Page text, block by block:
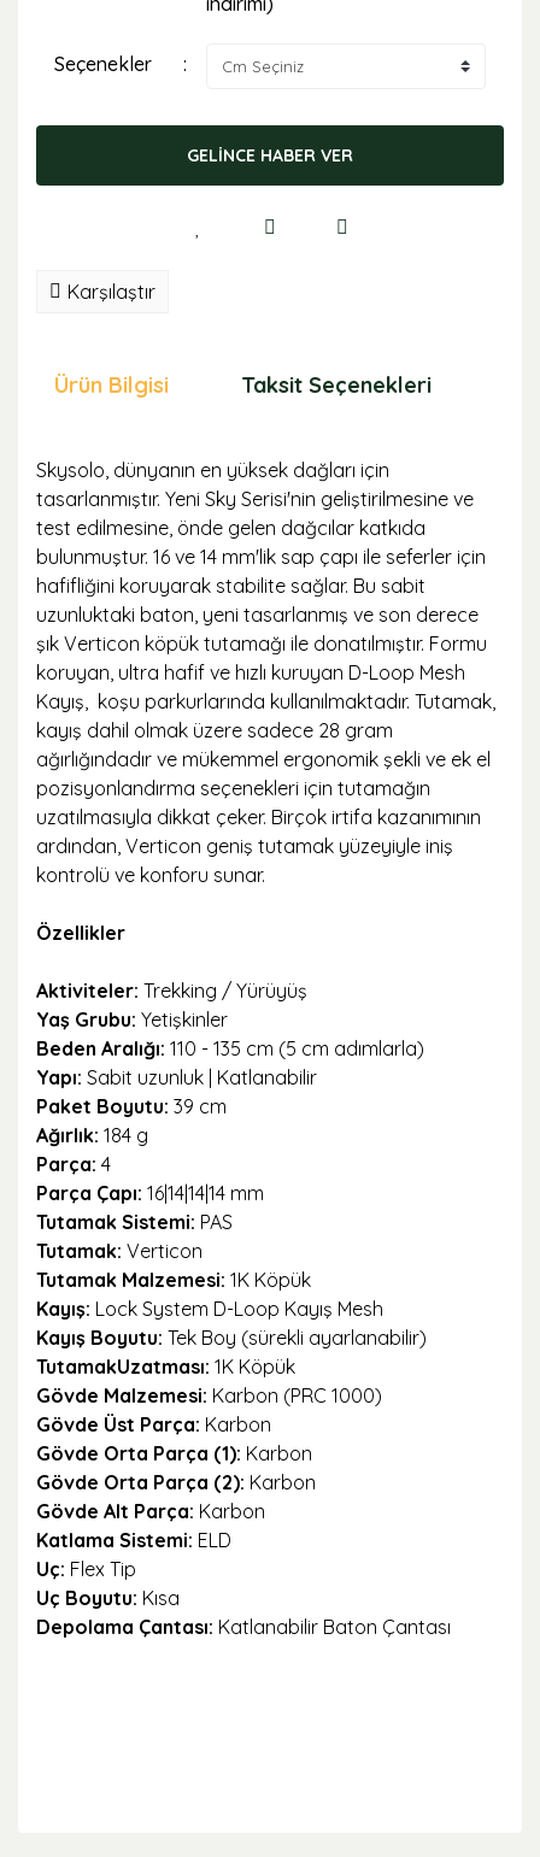
Seçenekler
GELİNCE HABER VER
Karşılaştır
Ürün Bilgisi Taksit Seçenekleri
Skysolo, dünyanın en yüksek dağları için
tasarlanmıştır. Yeni Sky Serisi'nin geliştirilmesine ve
test edilmesine, önde gelen dağcılar katkıda
bulunmuştur. 16 ve 14 mm'lik sap çapı ile seferler için
hafifliğini koruyarak stabilite sağlar. Bu sabit
uzunluktaki baton, yeni tasarlanmış ve son derece
şık Verticon köpük tutamağı ile donatılmıştır. Formu
koruyan, ultra hafif ve hızlı kuruyan D-Loop Mesh
Kayış, koşu parkurlarında kullanılmaktadır. Tutamak,
kayış dahil olmak üzere sadece 28 gram
ağırlığındadır ve mükemmel ergonomik şekli ve ek el
pozisyonlandırma seçenekleri için tutamağın
uzatılmasıyla dikkat çeker. Birçok irtifa kazanımının
ardından, Verticon geniş tutamak yüzeyiyle iniş
kontrolü ve konforu sunar.
Özellikler
Aktiviteler: Trekking / Yürüyüş
Yaş Grubu: Yetişkinler
Beden Aralığı: 110 - 135 cm (5 cm adımlarla)
Yapı: Sabit uzunluk | Katlanabilir
Paket Boyutu: 39 cm
Ağırlık: 184 g
Parça: 4
Parça Çapı: 16|14|14|14 mm
Tutamak Sistemi: PAS
Tutamak: Verticon
Tutamak Malzemesi: 1K Köpük
Kayış: Lock System D-Loop Kayış Mesh
Kayış Boyutu: Tek Boy (sürekli ayarlanabilir)
TutamakUzatması: 1K Köpük
Gövde Malzemesi: Karbon (PRC 1000)
Gövde Üst Parça: Karbon
Gövde Orta Parça (1): Karbon
Gövde Orta Parça (2): Karbon
Gövde Alt Parça: Karbon
Katlama Sistemi: ELD
Uç: Flex Tip
Uç Boyutu: Kısa
Depolama Çantası: Katlanabilir Baton Çantası